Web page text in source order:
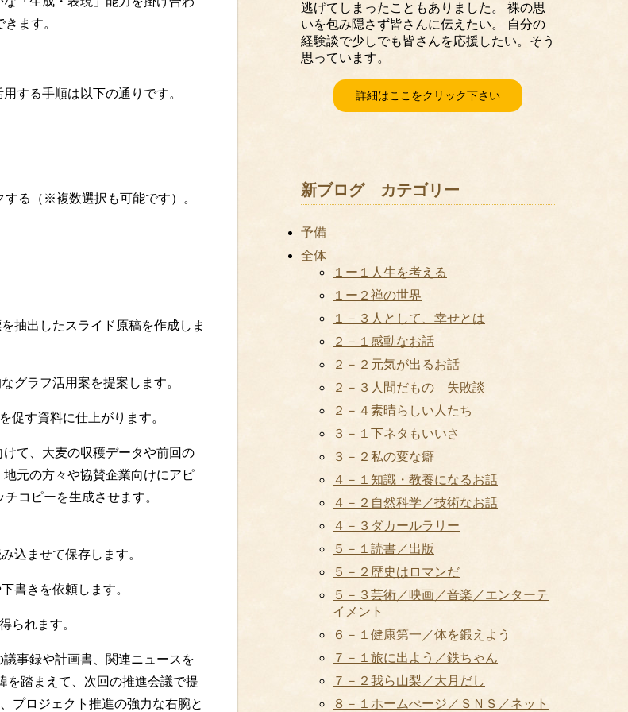
ます。
する手順は以下の通りです。
る（※複数選択も可能です）。
抽出したスライド原稿を作成しま
グラフ活用案を提案します。
促す資料に仕上がります。
て、大麦の収穫データや前回の
元の方々や協賛企業向けにアピ
コピーを生成させます。
込ませて保存します。
書きを依頼します。
られます。
事録や計画書、関連ニュースを
を踏まえて、次回の推進会議で提
プロジェクト推進の強力な右腕と
逃げてしまったこともありました。 裸の思
いを包み隠さず皆さんに伝えたい。 自分の
経験談で少しでも皆さんを応援したい。そう
思っています。
詳細はここをクリック下さい
新ブログ カテゴリー
予備
全体
１ー１人生を考える
１ー２禅の世界
１－３人として、幸せとは
２－１感動なお話
２－２元気が出るお話
２－３人間だもの 失敗談
２－４素晴らしい人たち
３－１下ネタもいいさ
３－２私の変な癖
４－１知識・教養になるお話
４－２自然科学／技術なお話
４－３ダカールラリー
５－１読書／出版
５－２歴史はロマンだ
５－３芸術／映画／音楽／エンターテ
イメント
６－１健康第一／体を鍛えよう
７－１旅に出よう／鉄ちゃん
７－２我ら山梨／大月だし
８－１ホームぺージ／ＳＮＳ／ネット